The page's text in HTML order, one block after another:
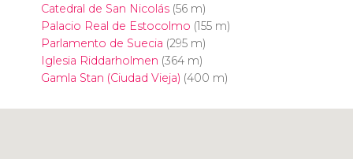
Catedral de San Nicolás(56 m)
Palacio Real de Estocolmo (155 m)
Parlamento de Suecia (295 m)
Iglesia Riddarholmen (364 m)
Gamla Stan (Ciudad Vieja) (400 m)